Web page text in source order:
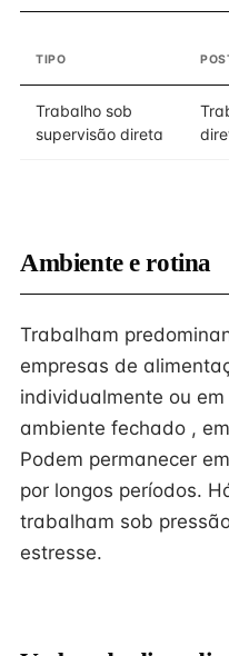
TIPO
Trabalho sob
supervisão direta
Ambiente e rotina
Trabalham
empresas de
individualmente ou
ambiente fechado ,
Podem permanecer
por longos períodos.
trabalham sob
estresse.